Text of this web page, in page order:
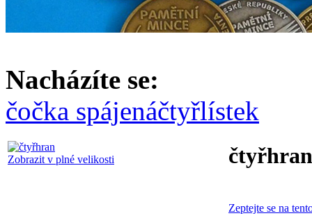
Nacházíte se:
čočka spájenáčtyřlístek
Zobrazit v plné velikosti čtyřhran
Zeptejte se na